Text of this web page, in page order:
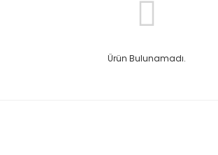
Ürün Bulunamadı.